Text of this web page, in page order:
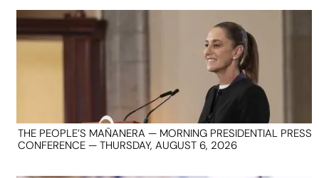
THE PEOPLE’S MAÑANERA — MORNING PRESIDENTIAL PRESS
CONFERENCE — THURSDAY, AUGUST 6, 2026